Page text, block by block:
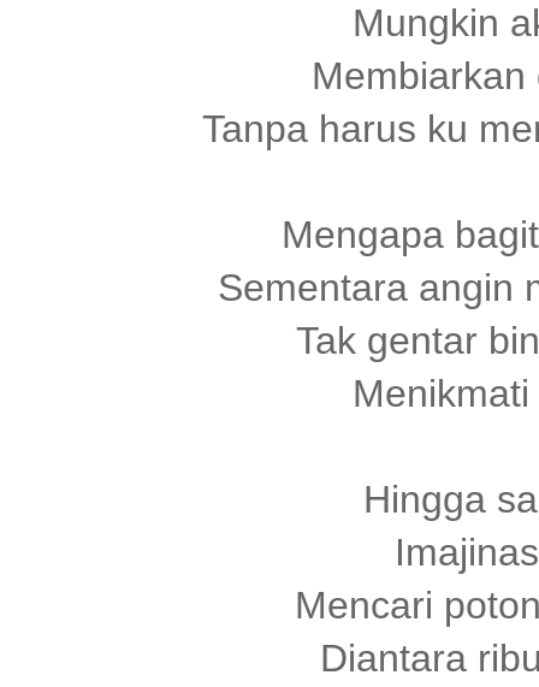
Mungkin
Tanpa harus ku
Mengapa
Sementara angin
Tak gentar
Hingga
Mencari
Diantara